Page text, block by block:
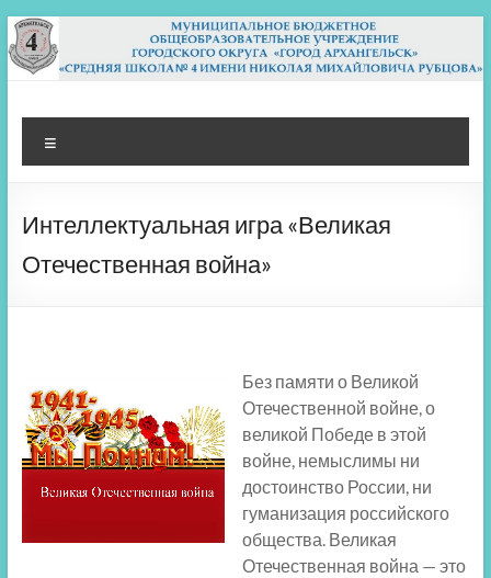
Перейти
к
содержимому
МБОУ СШ 4
Архангельск
Интеллектуальная игра «Великая
Отечественная война»
Без памяти о Великой
Отечественной войне, о
великой Победе в этой
войне, немыслимы ни
достоинство России, ни
гуманизация российского
общества. Великая
Отечественная война — это